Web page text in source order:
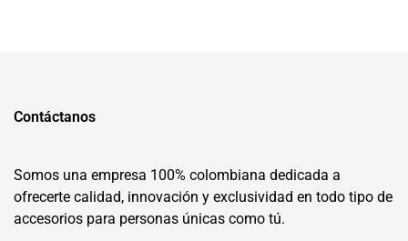
Contáctanos
Somos una empresa 100% colombiana dedicada a
ofrecerte calidad, innovación y exclusividad en todo tipo de
accesorios para personas únicas como tú.